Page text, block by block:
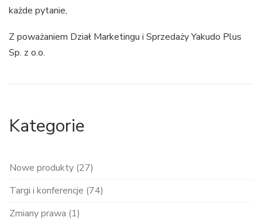
każde pytanie,
Z poważaniem Dział Marketingu i Sprzedaży Yakudo Plus
Sp. z o.o.
Kategorie
Nowe produkty (27)
Targi i konferencje (74)
Zmiany prawa (1)